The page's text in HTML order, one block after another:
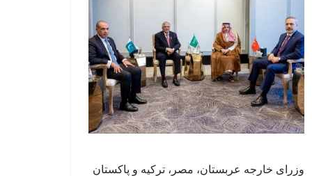
وزرای خارجه عربستان، مصر، ترکیه و پاکستان